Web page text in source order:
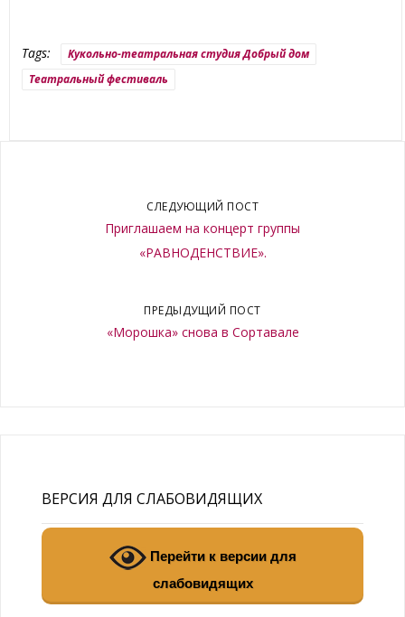
Tags:
Кукольно-театральная студия Добрый дом
Театральный фестиваль
СЛЕДУЮЩИЙ ПОСТ
Приглашаем на концерт группы
«РАВНОДЕНСТВИЕ».
ПРЕДЫДУЩИЙ ПОСТ
«Морошка» снова в Сортавале
ВЕРСИЯ ДЛЯ СЛАБОВИДЯЩИХ
Перейти к версии для
слабовидящих